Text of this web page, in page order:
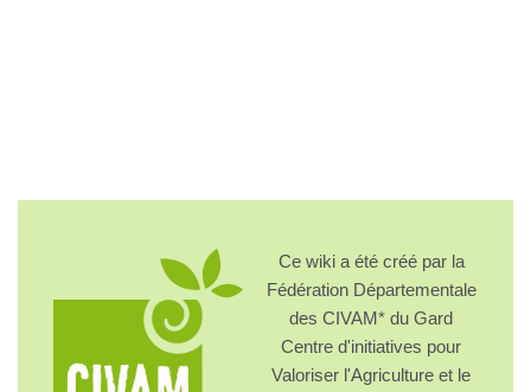
Ce wiki a été créé par la
Fédération Départementale
des CIVAM* du Gard
Centre d'initiatives pour
Valoriser l'Agriculture et le